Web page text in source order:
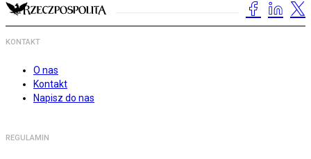
KONTAKT
O nas
Kontakt
Napisz do nas
REGULAMIN